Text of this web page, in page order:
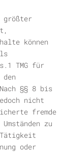
größter
können
TMG für
§§ 8 bis
nicht
fremde
zu
oder